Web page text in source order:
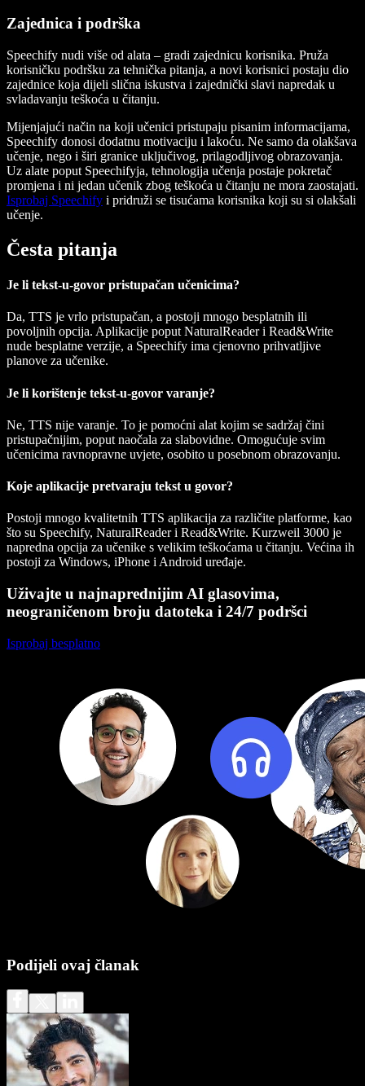
Zajednica i podrška
Speechify nudi više od alata – gradi zajednicu korisnika. Pruža
korisničku podršku za tehnička pitanja, a novi korisnici postaju dio
zajednice koja dijeli slična iskustva i zajednički slavi napredak u
svladavanju teškoća u čitanju.
Mijenjajući način na koji učenici pristupaju pisanim informacijama,
Speechify donosi dodatnu motivaciju i lakoću. Ne samo da olakšava
učenje, nego i širi granice uključivog, prilagodljivog obrazovanja.
Uz alate poput Speechifyja, tehnologija učenja postaje pokretač
promjena i ni jedan učenik zbog teškoća u čitanju ne mora zaostajati.
Isprobaj Speechify i pridruži se tisućama korisnika koji su si olakšali
učenje.
Česta pitanja
Je li tekst-u-govor pristupačan učenicima?
Da, TTS je vrlo pristupačan, a postoji mnogo besplatnih ili
povoljnih opcija. Aplikacije poput NaturalReader i Read&Write
nude besplatne verzije, a Speechify ima cjenovno prihvatljive
planove za učenike.
Je li korištenje tekst-u-govor varanje?
Ne, TTS nije varanje. To je pomoćni alat kojim se sadržaj čini
pristupačnijim, poput naočala za slabovidne. Omogućuje svim
učenicima ravnopravne uvjete, osobito u posebnom obrazovanju.
Koje aplikacije pretvaraju tekst u govor?
Postoji mnogo kvalitetnih TTS aplikacija za različite platforme, kao
što su Speechify, NaturalReader i Read&Write. Kurzweil 3000 je
napredna opcija za učenike s velikim teškoćama u čitanju. Većina ih
postoji za Windows, iPhone i Android uređaje.
Uživajte u najnaprednijim AI glasovima,
neograničenom broju datoteka i 24/7 podršci
Isprobaj besplatno
Podijeli ovaj članak